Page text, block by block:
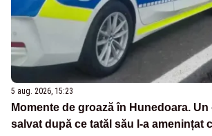
5 aug. 2026, 15:23
Momente de groază în Hunedoara.
salvat după ce tatăl său l-a amenințat